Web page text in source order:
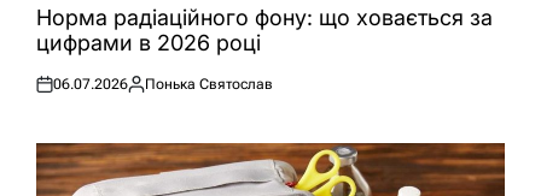
УНорма радіаційного фону: що ховається за
цифрами в 2026 році
Оприлюднено
06.07.2026
Опубліковано
Понька Святослав